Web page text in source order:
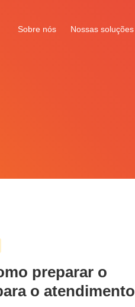
Sobre nós Nossas soluções
preparar o
o atendimento